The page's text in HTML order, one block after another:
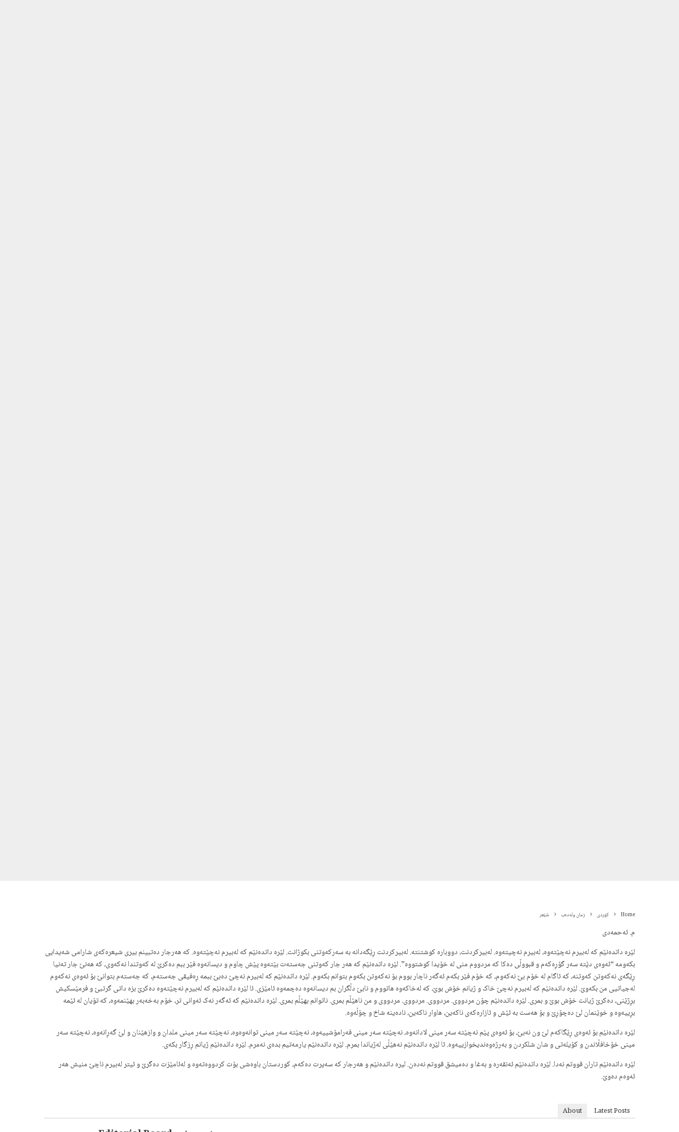
Home کوردی زمان وئەدەب شێعر
م. ئەحمەدی
لێرە داتدەنێم کە لەبیرم نەچێتەوە، لەبیرم نەچیتەوە. لەبیرکردنت، دووبارە کوشتنتە. لەبیرکردنت ڕێگەدانە بە سەرکەوتنی بکوژانت. لێرە داتدەنێم کە لەبیرم نەچێتەوە. کە هەرجار دەتبینم بیری شیعرەکەی شارامی شەیدایی
بکەومە “ئەوەی دێتە سەر گۆڕەکەم و قبووڵی دەکا کە مردووم منی لە خۆیدا کوشتووە”. لێرە داتدەنێم کە هەر جار کەوتنی جەستەت بێتەوە پێش چاوم و دیسانەوە فێر ببم دەکرێ لە کەوتندا نەکەوی، کە هەنێ جار تەنیا
ڕێگەی نەکەوتن کەوتنە، کە ئاگام لە خۆم بێ نەکەوم، کە خۆم فێر بکەم ئەگەر ناچار بووم بۆ نەکەوتن بکەوم بتوانم بکەوم. لێرە داتدەنێم کە لەبیرم نەچێ دەبێ ببمە ڕەفیقی جەستەم، کە جەستەم بتوانێ بۆ ئەوەی نەکەوم
لەجیاتیی من بکەوێ. لێرە داتدەنێم کە لەبیرم نەچێ خاک و ژیانم خۆش بوێ، کە لەخاکەوە هاتووم و نابێ دڵگران بم دیسانەوە دەچمەوە ئامێزی. ئا لێرە داتدەنێم کە لەبیرم نەچێتەوە دەکرێ بزە داتی گرتبێ و فرمێسکیش
بڕژێنی، دەکرێ ژیانت خۆش بوێ و بمری. لێرە داتدەنێم چۆن مردووی. مردووی. مردووی. مردووی و من ناهێڵم بمری. ناتوانم بهێڵم بمری. لێرە داتدەنێم کە ئەگەر نەک ئەوانی تر، خۆم بەخەبەر بهێنمەوە، کە تۆیان لە ئێمە
بڕییەوە و خوێنمان لێ دەچۆڕێ و بۆ هەست بە ئێش و ئازارەکەی ناکەین، هاوار ناکەین، نادەینە شاخ و چۆڵەوە.
لێرە داتدەنێم بۆ ئەوەی ڕێگاکەم لێ ون نەبێ، بۆ ئەوەی پێم نەچێتە سەر مینی لادانەوە، نەچێتە سەر مینی فەرامۆشییەوە، نەچێتە سەر مینی توانەوەوە، نەچێتە سەر مینی ملدان و وازهێنان و لێ گەڕانەوە، نەچێتە سەر
مینی خۆخافڵاندن و کۆیلەتی و شان شلکردن و بەرژەوەندیخوازییەوە. ئا لێرە داتدەنێم نەهێڵی لەژیاندا بمرم. لێرە داتدەنێم یارمەتیم بدەی نەمرم. لێرە داتدەنێم ژیانم ڕزگار بکەی.
لێرە داتدەنێم تاران قووتم نەدا. لێرە داتدەنێم ئەنقەرە و بەغا و دەمیشق قووتم نەدەن. لیرە داتدەنێم و هەرجار کە سەیرت دەکەم، کوردستان باوەشی بۆت کردووەتەوە و لەئامێزت دەگرێ و ئیتر لەبیرم ناچێ منیش هەر
ئەوەم دەوێ.
About Latest Posts